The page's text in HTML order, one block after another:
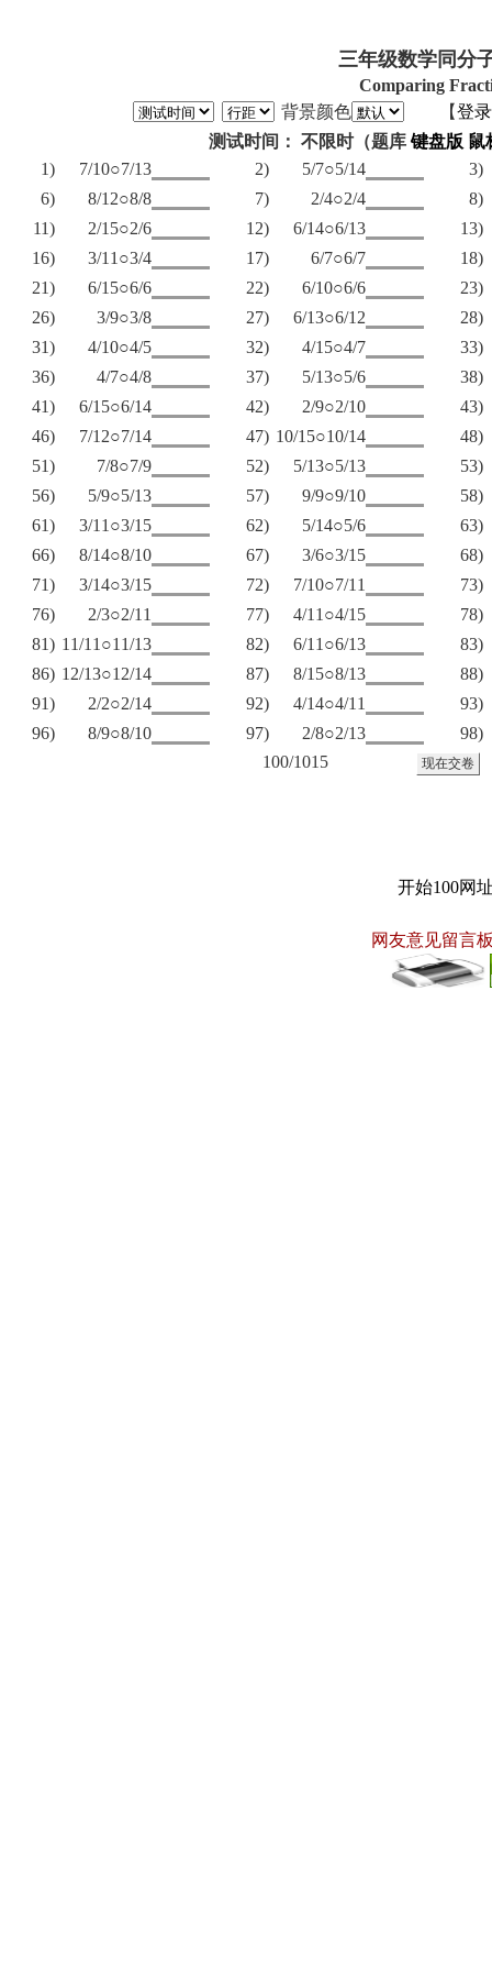
三年级数学同分
Comparing
背景颜色
【登录
测试时间： 不限时（题库 键盘版 鼠
1)
7/10○7/13 2) 5/7○5/14 3)
6)
8/12○8/8 7) 2/4○2/4
8)
11)
2/15○2/6 12) 6/14○6/13
13)
16)
3/11○3/4 17) 6/7○6/7
18)
21)
6/15○6/6 22) 6/10○6/6
23)
26)
3/9○3/8 27) 6/13○6/12
28)
31)
4/10○4/5 32) 4/15○4/7
33)
36)
4/7○4/8 37) 5/13○5/6
38)
41)
6/15○6/14 42) 2/9○2/10
43)
46)
7/12○7/14 47) 10/15○10/14 48)
51)
7/8○7/9 52) 5/13○5/13
53)
56)
5/9○5/13 57) 9/9○9/10 58)
61)
3/11○3/15 62) 5/14○5/6
63)
66)
8/14○8/10 67) 3/6○3/15
68)
71)
3/14○3/15 72) 7/10○7/11
73)
76)
2/3○2/11 77) 4/11○4/15
78)
81) 11/11○11/13 82) 6/11○6/13
83)
86) 12/13○12/14 87) 8/15○8/13
88)
91)
2/2○2/14 92) 4/14○4/11
93)
96)
8/9○8/10 97) 2/8○2/13
98)
100/1015
开始100网
网友意见留言